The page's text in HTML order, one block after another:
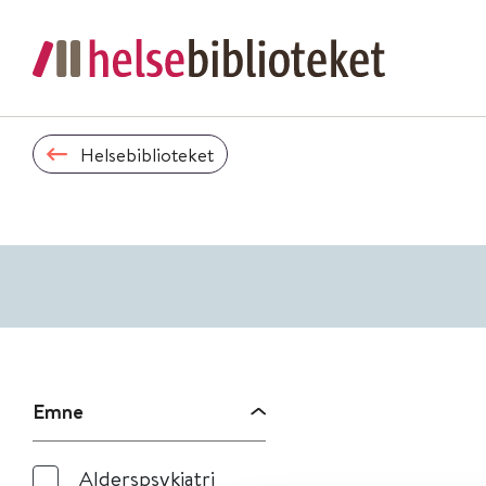
Helsebiblioteket
Emne
Alderspsykiatri